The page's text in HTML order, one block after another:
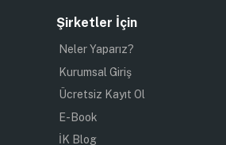
Şirketler İçin
Neler Yaparız?
Kurumsal Giriş
Ücretsiz Kayıt Ol
E-Book
İK Blog